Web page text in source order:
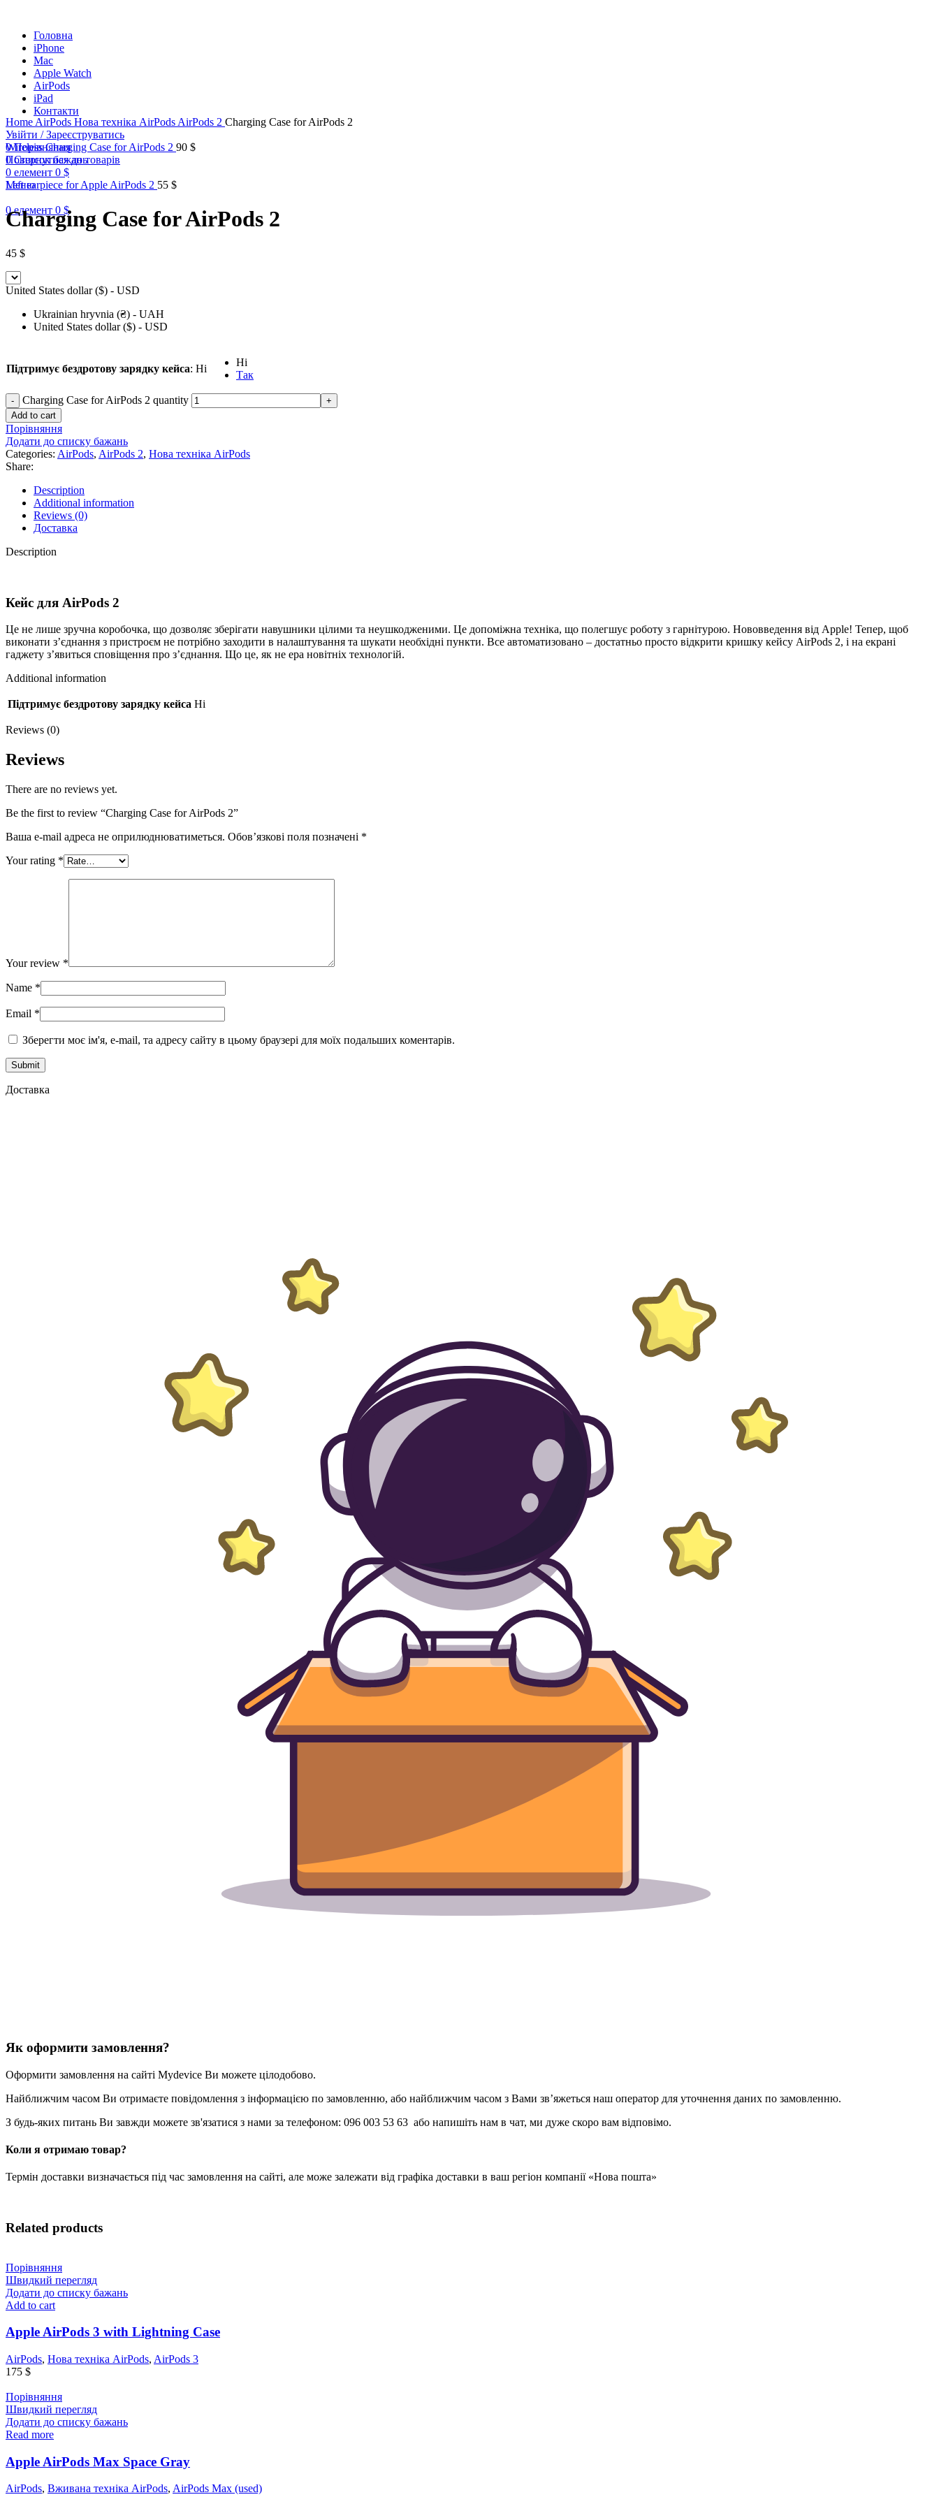
Головна
iPhone
Mac
Apple Watch
AirPods
iPad
Контакти
Увійти / Зареєструватись
0 Порівняння
0Список бажань
0 елемент 0 $
Меню
0елемент 0 $
Клацніть, щоб збільшити
Home AirPods Нова техніка AirPods AirPods 2 Сharging Case for AirPods 2
Wireless Сharging Case for AirPods 2 90 $
Повернутися до товарів
Left earpiece for Apple AirPods 2 55 $
Сharging Case for AirPods 2
45 $
United States dollar ($) - USD
Ukrainian hryvnia (₴) - UAH
United States dollar ($) - USD
Підтримує бездротову зарядку кейса: Ні
Ні
Так
Сharging Case for AirPods 2 quantity
Add to cart
Порівняння
Додати до списку бажань
Categories: AirPods, AirPods 2, Нова техніка AirPods
Share:
Description
Additional information
Reviews (0)
Доставка
Description
Кейс для AirPods 2
Це не лише зручна коробочка, що дозволяє зберігати навушники цілими та неушкодженими. Це допоміжна техніка, що полегшує роботу з гарнітурою. Нововведення від Apple! Тепер, щоб
виконати з’єднання з пристроєм не потрібно заходити в налаштування та шукати необхідні пункти. Все автоматизовано – достатньо просто відкрити кришку кейсу AirPods 2, і на екрані
гаджету з’явиться сповіщення про з’єднання. Що це, як не ера новітніх технологій.
Additional information
Підтримує бездротову зарядку кейса Ні
Reviews (0)
Reviews
There are no reviews yet.
Be the first to review “Сharging Case for AirPods 2”
Ваша e-mail адреса не оприлюднюватиметься. Обов’язкові поля позначені *
Your rating *
Your review *
Name *
Email *
Зберегти моє ім'я, e-mail, та адресу сайту в цьому браузері для моїх подальших коментарів.
Доставка
Як оформити замовлення?
Оформити замовлення на сайті Mydevice Ви можете цілодобово.
Найближчим часом Ви отримаєте повідомлення з інформацією по замовленню, або найближчим часом з Вами зв’яжеться наш оператор для уточнення даних по замовленню.
З будь-яких питань Ви завжди можете зв'язатися з нами за телефоном: 096 003 53 63 або напишіть нам в чат, ми дуже скоро вам відповімо.
Коли я отримаю товар?
Термін доставки визначається під час замовлення на сайті, але може залежати від графіка доставки в ваш регіон компанії «Нова пошта»
Related products
Порівняння
Швидкий перегляд
Додати до списку бажань
Add to cart
Apple AirPods 3 with Lightning Case
AirPods, Нова техніка AirPods, AirPods 3
175 $
Порівняння
Швидкий перегляд
Додати до списку бажань
Read more
Apple AirPods Max Space Gray
AirPods, Вживана техніка AirPods, AirPods Max (used)